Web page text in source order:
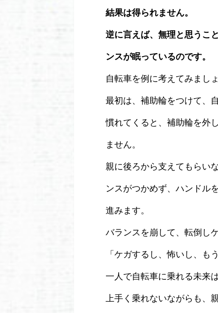
結果は得られません。
逆に言えば、無理と思うこ
ンスが眠っているのです。
自転車を例に考えてみまし
最初は、補助輪をつけて、
慣れてくると、補助輪を外
ません。
親に後ろから支えてもらい
ンスがつかめず、ハンドル
進みます。
バランスを崩して、転倒し
「ケガするし、怖いし、も
一人で自転車に乗れる未来
上手く乗れないながらも、